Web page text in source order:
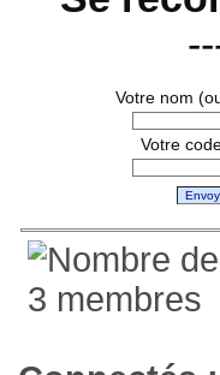
Votre nom
Votre
3 membres